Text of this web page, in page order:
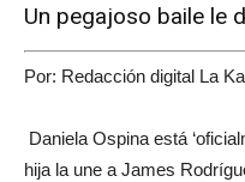
Un pegajoso baile le
Por: Redacción digital La
Daniela Ospina está
hija la une a James